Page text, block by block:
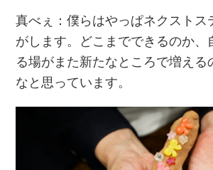
真べぇ：僕らはやっぱネクストス
がします。どこまでできるのか、
る場がまた新たなところで増える
なと思っています。